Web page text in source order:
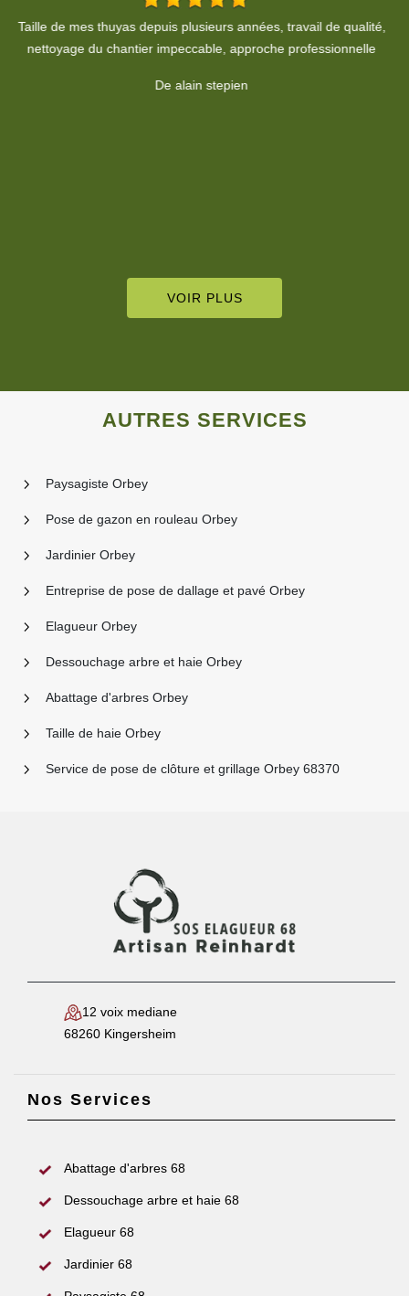
Bon travail en sécurité avent pendant après
VOIR PLUS
AUTRES SERVICES
Paysagiste Orbey
Pose de gazon en rouleau Orbey
Jardinier Orbey
Entreprise de pose de dallage et pavé Orbey
Elagueur Orbey
Dessouchage arbre et haie Orbey
Abattage d'arbres Orbey
Taille de haie Orbey
Service de pose de clôture et grillage Orbey 68370
12 voix mediane
68260 Kingersheim
Nos Services
Abattage d'arbres 68
Dessouchage arbre et haie 68
Elagueur 68
Jardinier 68